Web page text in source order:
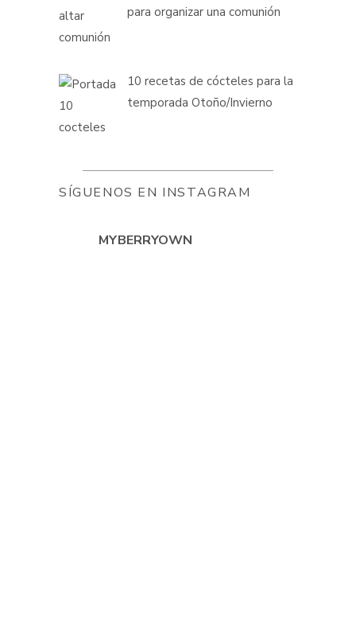
para organizar una comunión
10 recetas de cócteles para la
temporada Otoño/Invierno
SÍGUENOS EN INSTAGRAM
MYBERRYOWN